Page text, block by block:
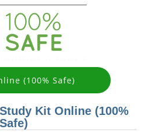
(100% Safe)
Kit Online (100%
Safe)